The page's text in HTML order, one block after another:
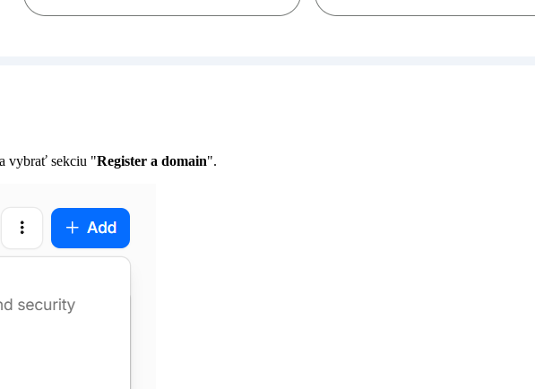
vybrať sekciu "Register a domain".